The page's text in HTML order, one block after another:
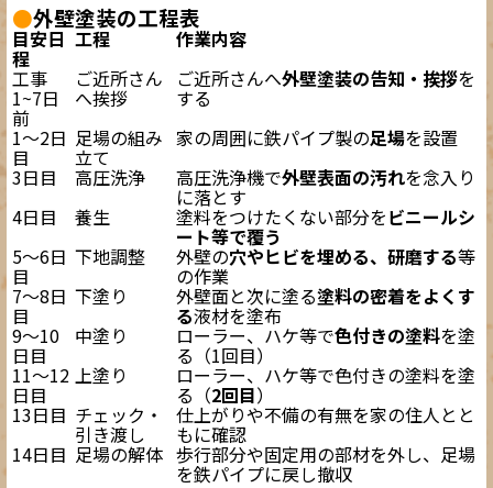
●外壁塗装の工程表
目安日
程
工程
作業内容
工事
1~7日
前
ご近所さん
へ挨拶
ご近所さんへ外壁塗装の告知・挨拶を
する
1～2日
目
足場の組み
立て
家の周囲に鉄パイプ製の足場を設置
3日目
高圧洗浄 高圧洗浄機で外壁表面の汚れを念入り
に落とす
4日目 養生 塗料をつけたくない部分をビニールシ
ート等で覆う
5～6日
目
下地調整 外壁の穴やヒビを埋める、研磨する等
の作業
7～8日
目
下塗り 外壁面と次に塗る塗料の密着をよくす
る液材を塗布
9～10
日目
中塗り ローラー、ハケ等で色付きの塗料を塗
る（1回目）
11～12
日目
上塗り ローラー、ハケ等で色付きの塗料を塗
る（2回目）
13日目 チェック・
引き渡し
仕上がりや不備の有無を家の住人とと
もに確認
14日目 足場の解体 歩行部分や固定用の部材を外し、足場
を鉄パイプに戻し撤収